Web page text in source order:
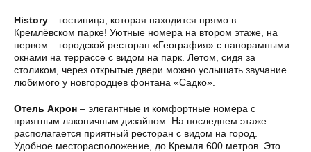
History – гостиница, которая находится прямо в
Кремлёвском парке! Уютные номера на втором этаже, на
первом – городской ресторан «География» с панорамными
окнами на террассе с видом на парк. Летом, сидя за
столиком, через открытые двери можно услышать звучание
любимого у новгородцев фонтана «Садко».
Отель Акрон – элегантные и комфортные номера с
приятным лаконичным дизайном. На последнем этаже
располагается приятный ресторан с видом на город.
Удобное месторасположение, до Кремля 600 метров. Это